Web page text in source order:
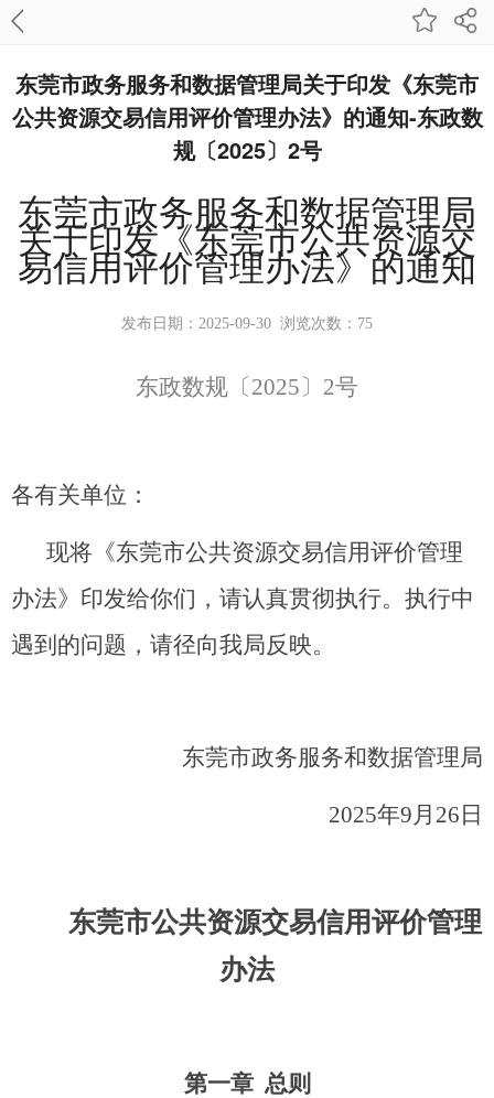
东莞市政务服务和数据管理局关于印发《东莞市
公共资源交易信用评价管理办法》的通知-东政数
规〔2025〕2号
东莞市政务服务和数据管理局
关于印发《东莞市公共资源交
易信用评价管理办法》的通知
发布日期：2025-09-30 浏览次数： 75
东政数规〔2025〕2号
各有关单位：
现将《东莞市公共资源交易信用评价管理
办法》印发给你们，请认真贯彻执行。执行中
遇到的问题，请径向我局反映。
东莞市政务服务和数据管理局
2025年9月26日
东莞市公共资源交易信用评价管理
办法
第一章 总则